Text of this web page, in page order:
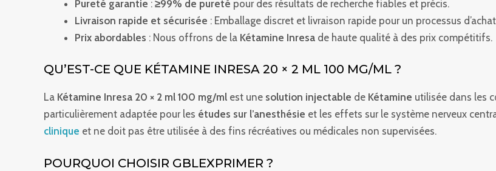
Pureté garantie : ≥99% de pureté pour des résultats de recherche fiables et précis.
Livraison rapide et sécurisée : Emballage discret et livraison rapide pour un processus
Prix abordables : Nous offrons de la Kétamine Inresa de haute qualité à des prix compétitifs.
QU’EST-CE QUE KÉTAMINE INRESA 20 × 2 ML 100 MG/ML ?
La Kétamine Inresa 20 × 2 ml 100 mg/ml est une solution injectable de Kétamine utilisée dans les
particulièrement adaptée pour les études sur l’anesthésie et les effets sur le système nerveux
clinique et ne doit pas être utilisée à des fins récréatives ou médicales non supervisées.
POURQUOI CHOISIR GBLEXPRIMER ?